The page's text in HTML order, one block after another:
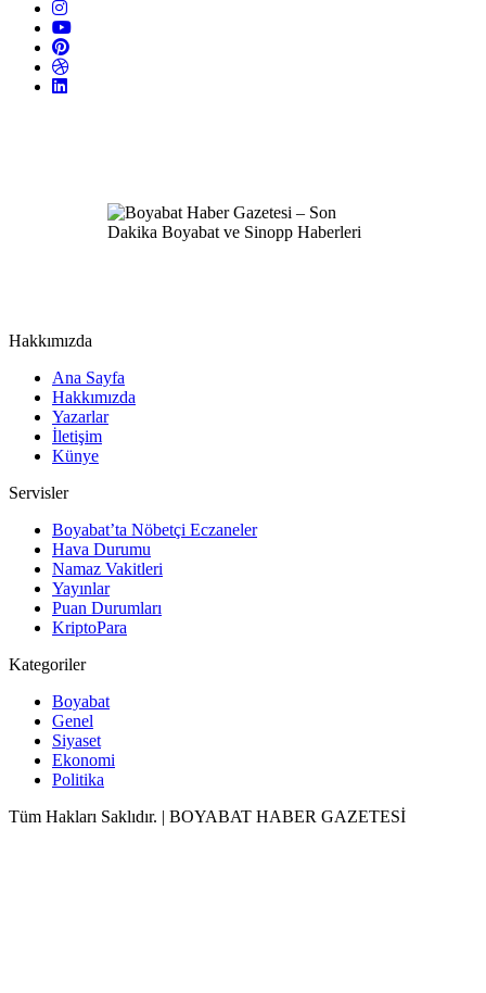
Hakkımızda
Ana Sayfa
Hakkımızda
Yazarlar
İletişim
Künye
Servisler
Boyabat’ta Nöbetçi Eczaneler
Hava Durumu
Namaz Vakitleri
Yayınlar
Puan Durumları
KriptoPara
Kategoriler
Boyabat
Genel
Siyaset
Ekonomi
Politika
Tüm Hakları Saklıdır. | BOYABAT HABER GAZETESİ